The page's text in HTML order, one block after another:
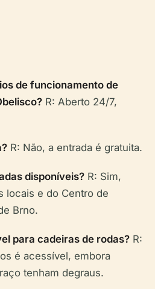
de funcionamento de
R: Aberto 24/7,
R: Não, a entrada é gratuita.
disponíveis? R: Sim,
locais e do Centro de
Brno.
para cadeiras de rodas? R:
é acessível, embora
tenham degraus.